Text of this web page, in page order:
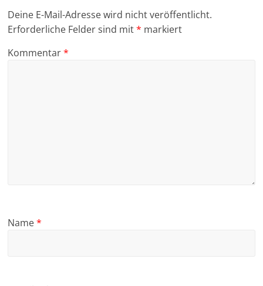
Deine E-Mail-Adresse wird nicht veröffentlicht.
Erforderliche Felder sind mit* markiert
Kommentar*
Name*